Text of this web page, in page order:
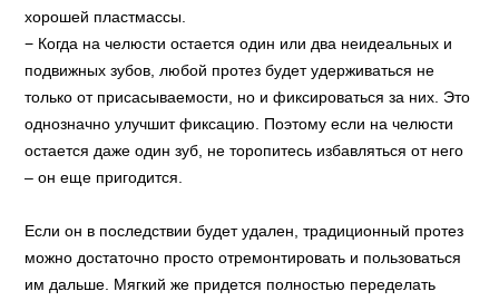
хорошей пластмассы.
Когда на челюсти остается один или два неидеальных и
подвижных зубов, любой протез будет удерживаться не
только от присасываемости, но и фиксироваться за них. Это
однозначно улучшит фиксацию. Поэтому если на челюсти
остается даже один зуб, не торопитесь избавляться от него
– он еще пригодится.
Если он в последствии будет удален, традиционный протез
можно достаточно просто отремонтировать и пользоваться
им дальше. Мягкий же придется полностью переделать